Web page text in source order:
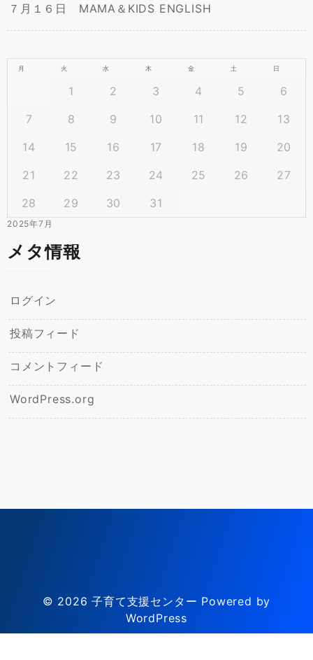
７月１６日 MAMA＆KIDS ENGLISH
2025年7月
月 火 水 木 金 土 日
1 2 3 4 5
6
7
8 9 10 11 12
13
14
15 16 17 18 19
20
21
22 23 24 25 26
27
28
29 30 31
メタ情報
ログイン
投稿フィード
コメントフィード
WordPress.org
© 2026子育て支援センター Powered by
WordPress